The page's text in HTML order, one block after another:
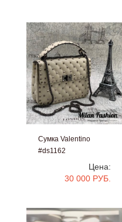
Сумка Valentino
#ds1162
Цена:
30 000 РУБ.